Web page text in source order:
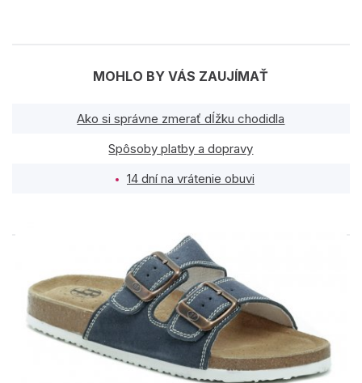
MOHLO BY VÁS ZAUJÍMAŤ
Ako si správne zmerať dĺžku chodidla
Spôsoby platby a dopravy
14 dní na vrátenie obuvi
PODOBNÉ PRODUKTY